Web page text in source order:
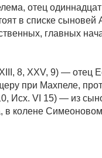
отец
в списке сыновей
главных
8, ХХV, 9) — отец
при Махпеле,
Исх. VI 15) — из
в колене